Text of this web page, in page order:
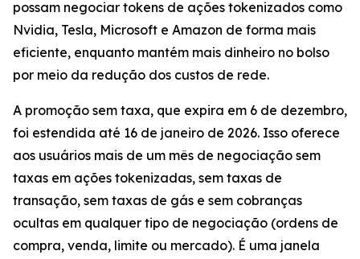
possam negociar tokens de ações tokenizados como
Nvidia, Tesla, Microsoft e Amazon de forma mais
eficiente, enquanto mantém mais dinheiro no bolso
por meio da redução dos custos de rede.
A promoção sem taxa, que expira em 6 de dezembro,
foi estendida até 16 de janeiro de 2026. Isso oferece
aos usuários mais de um mês de negociação sem
taxas em ações tokenizadas, sem taxas de
transação, sem taxas de gás e sem cobranças
ocultas em qualquer tipo de negociação (ordens de
compra, venda, limite ou mercado). É uma janela